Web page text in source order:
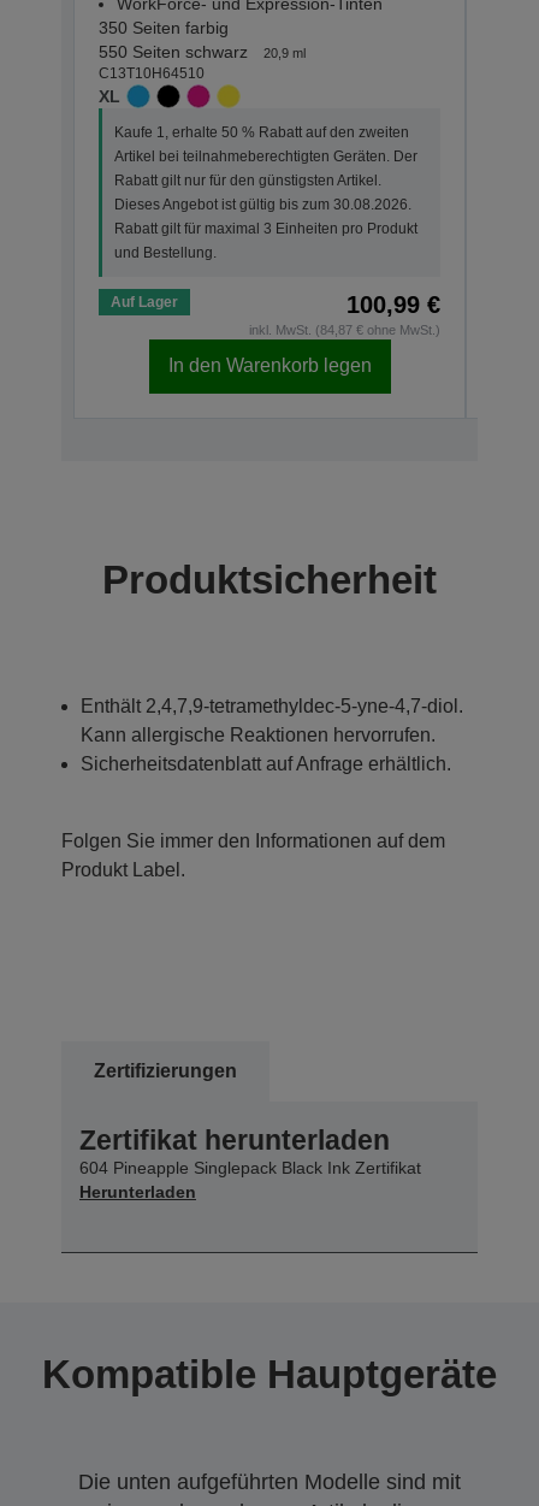
350 Seiten farbig
550 Seiten schwarz
20,9 ml
C13T10H64510
XL
Kaufe 1, erhalte 50 % Rabatt auf den zweiten
Artikel bei teilnahmeberechtigten Geräten. Der
Rabatt gilt nur für den günstigsten Artikel.
Dieses Angebot ist gültig bis zum 30.08.2026.
Rabatt gilt für maximal 3 Einheiten pro Produkt
und Bestellung.
Auf Lager 100,99 €
inkl. MwSt. (84,87 € ohne MwSt.)
In den Warenkorb legen
Produktsicherheit
Enthält 2,4,7,9-tetramethyldec-5-yne-4,7-diol.
Kann allergische Reaktionen hervorrufen.
Sicherheitsdatenblatt auf Anfrage erhältlich.
Folgen Sie immer den Informationen auf dem
Produkt Label.
Zertifizierungen
Zertifikat herunterladen
604 Pineapple Singlepack Black Ink Zertifikat
Herunterladen
Kompatible Hauptgeräte
Die unten aufgeführten Modelle sind mit